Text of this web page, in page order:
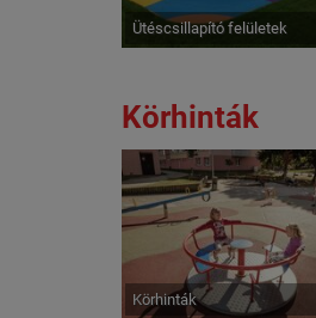
Ütéscsillapító felületek
Körhinták
Körhinták